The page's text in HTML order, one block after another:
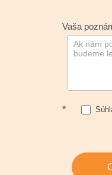
Vaša
*